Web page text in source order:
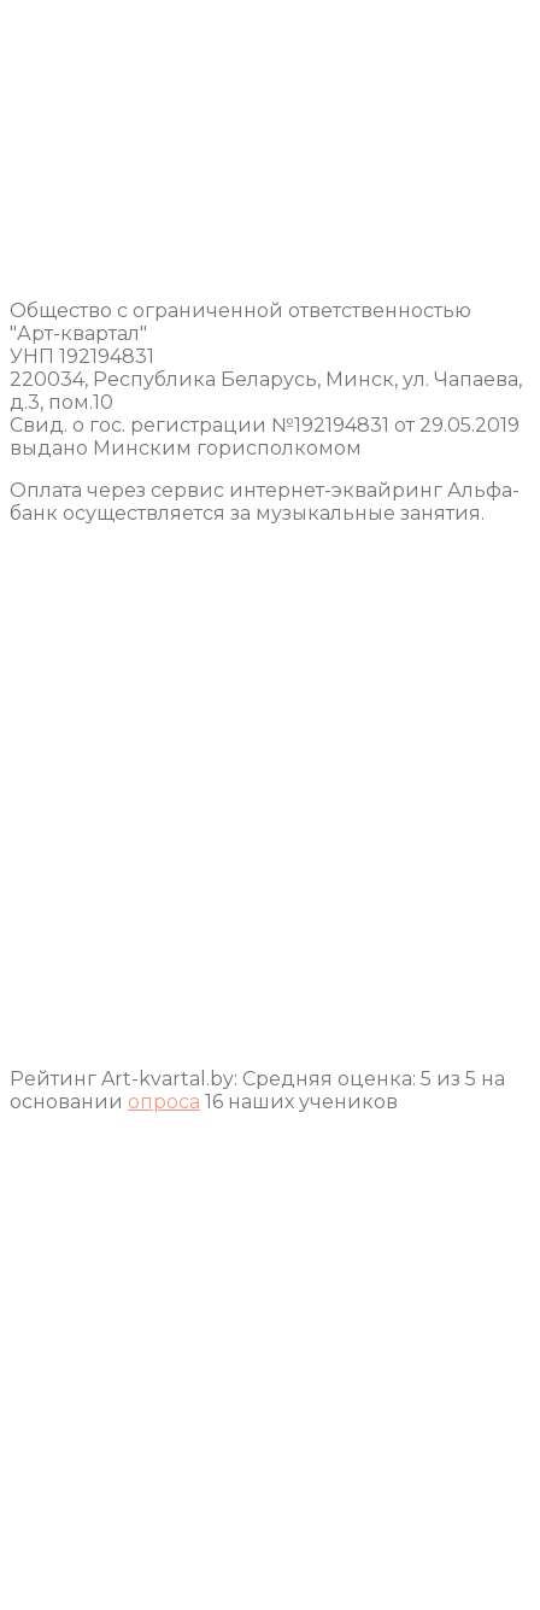
Общество с ограниченной ответственностью
"Арт-квартал"
УНП 192194831
220034, Республика Беларусь, Минск, ул. Чапаева,
д.3, пом.10
Свид. о гос. регистрации №192194831 от 29.05.2019
выдано Минским горисполкомом
Оплата через сервис интернет-эквайринг Альфа-
банк осуществляется за музыкальные занятия.
Рейтинг Art-kvartal.by: Средняя оценка: 5 из 5 на
основании опроса 16 наших учеников